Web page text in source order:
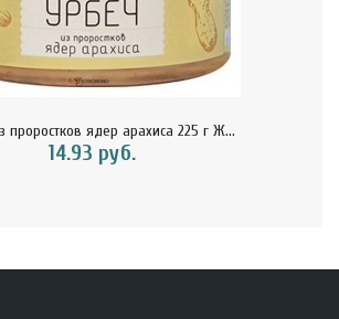
проростков ядер арахиса 225 г Ж...
14.93 руб.